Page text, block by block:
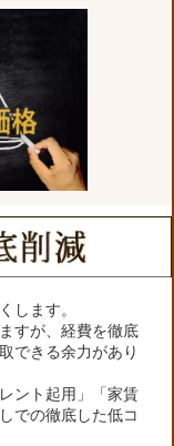
します。
すが、経費を徹底
できる余力があり
ント起用」「家賃
での徹底した低コ